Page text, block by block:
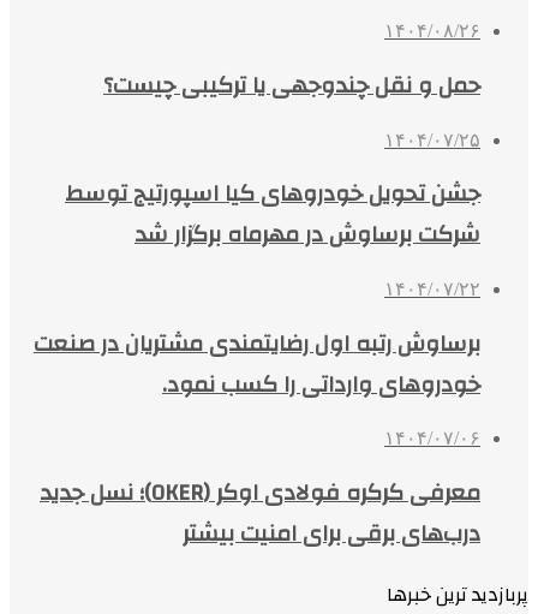
۱۴۰۴/۰۸/۲۶
حمل و نقل چندوجهی یا ترکیبی چیست؟
۱۴۰۴/۰۷/۲۵
جشن تحویل خودروهای کیا اسپورتیج توسط
شرکت برساوش در مهرماه برگزار شد
۱۴۰۴/۰۷/۲۲
برساوش رتبه اول رضایتمندی مشتریان در صنعت
خودروهای وارداتی را کسب نمود.
۱۴۰۴/۰۷/۰۶
معرفی کرکره فولادی اوکر (OKER)؛ نسل جدید
درب‌های برقی برای امنیت بیشتر
پربازدید ترین خبرها